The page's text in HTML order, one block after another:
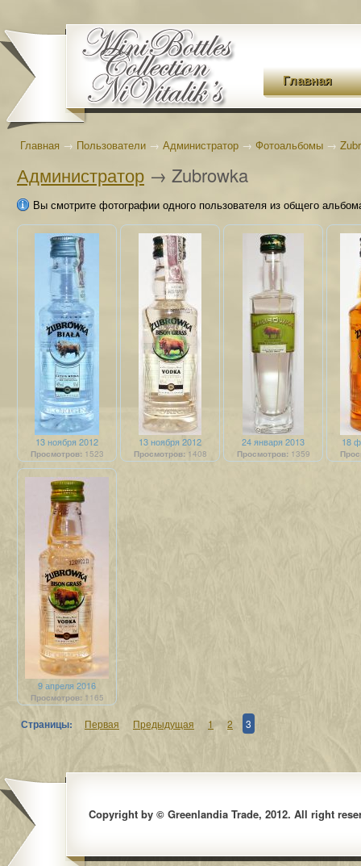
Главная
Главная → Пользователи → Администратор → Фотоальбомы →
Администратор → Zubrowka
Вы смотрите фотографии одного пользователя из общего
13 ноября 2012
Просмотров:1523
13 ноября 2012
Просмотров: 1408
24 января 2013
Просмотров:1359
18
9 апреля 2016
Просмотров: 1165
Страницы: Первая Предыдущая 1 2 3
Copyright by © Greenlandia Trade, 2012. All right